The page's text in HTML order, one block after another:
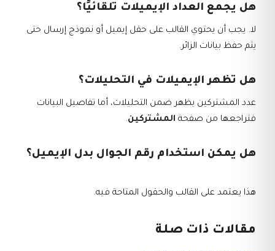
هل يجمع العداد الإيميلات تلقائيًا؟
لا. يجب أن يحتوي القالب على حقل إيميل أو نموذج إرسال حتى
يتم حفظ بيانات الزائر.
هل تظهر الإيميلات في التحليلات؟
عدد المشتركين يظهر ضمن التحليلات، أما تفاصيل البيانات
فتراجعها من صفحة المشتركين.
هل يمكن استخدام رقم الجوال بدل الإيميل؟
هذا يعتمد على القالب والحقول المتاحة فيه.
مقالات ذات صلة